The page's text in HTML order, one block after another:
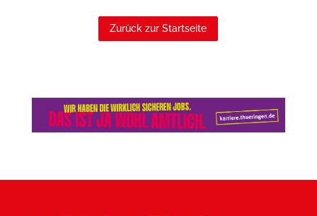
Zurück zur Startseite